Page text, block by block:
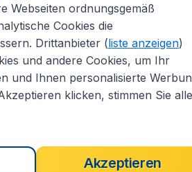
sowie eine zustätzliche
1 Gepäckstück bis 23kg.
Webseiten ordnungsgemäß
Cookies die
Drittanbieter (liste anzeigen)
und andere Cookies, um Ihr
und Ihnen personalisierte
klicken, stimmen Sie
Akzeptieren